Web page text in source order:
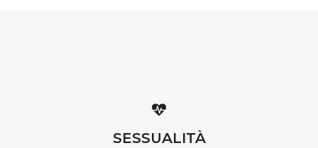
SESSUALITÀ